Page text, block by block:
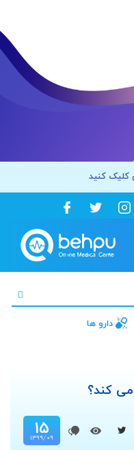
کلیک کنید
دارو ها
کند؟
۱۵
۱۳۹۹/۰۹